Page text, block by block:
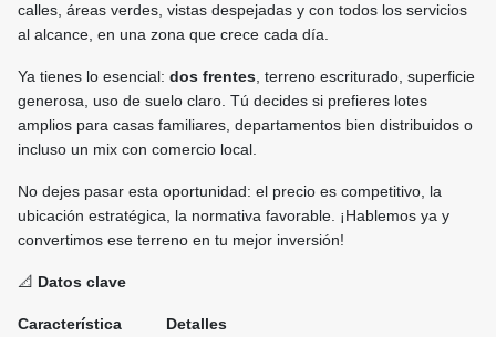
calles, áreas verdes, vistas despejadas y con todos los servicios
al alcance, en una zona que crece cada día.
Ya tienes lo esencial: dos frentes , terreno escriturado, superficie
generosa, uso de suelo claro. Tú decides si prefieres lotes
amplios para casas familiares, departamentos bien distribuidos o
incluso un mix con comercio local.
No dejes pasar esta oportunidad: el precio es competitivo, la
ubicación estratégica, la normativa favorable. ¡Hablemos ya y
convertimos ese terreno en tu mejor inversión!
📐 Datos clave
Característica Detalles